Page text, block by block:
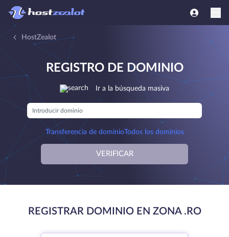
HostZealot
REGISTRO DE DOMINIO
Ir a la búsqueda masiva
Transferencia de dominioTodos los dominios
VERIFICAR
REGISTRAR DOMINIO EN ZONA .RO